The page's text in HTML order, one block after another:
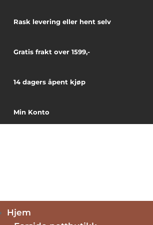
Rask levering eller hent selv
Gratis frakt over 1599,-
14 dagers åpent kjøp
Min Konto
Hjem